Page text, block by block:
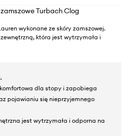
Turbach Clog
wykonane ze skóry zamszowej.
która jest wytrzymała i
dla stopy i zapobiega
pojawianiu się nieprzyjemnego
jest wytrzymała i odporna na